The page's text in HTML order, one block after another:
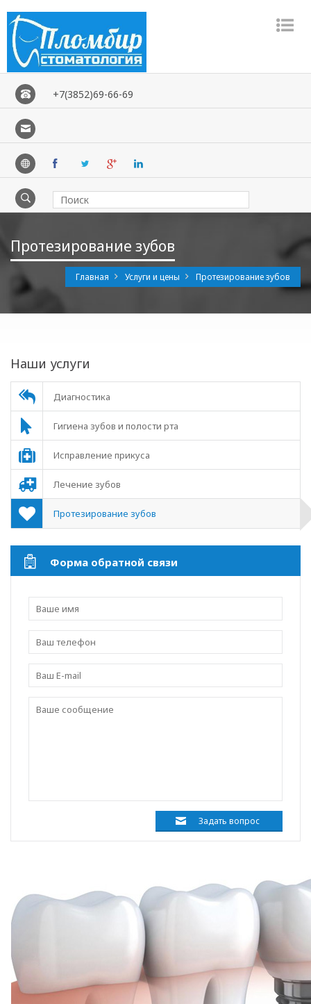
+7(3852)69-66-69
Протезирование зубов
Главная Услуги и цены Протезирование зубов
Наши услуги
Диагностика
Гигиена зубов и полости рта
Исправление прикуса
Лечение зубов
Протезирование зубов
Форма обратной связи